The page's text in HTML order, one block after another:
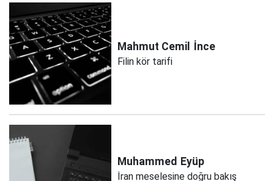
Mahmut Cemil İnce
Filin kör tarifi
Muhammed Eyüp
İran meselesine doğru bakış